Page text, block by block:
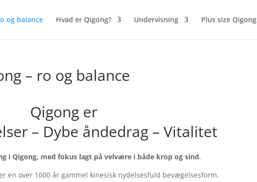
og balance Hvad er Qigong? Undervisning Plus size Qigong
– ro og balance
Qigong er
– Dybe åndedrag – Vitalitet
i Qigong, med fokus lagt på velvære i både krop og sind.
en over 1000 år gammel kinesisk nydelsesfuld bevægelsesform.